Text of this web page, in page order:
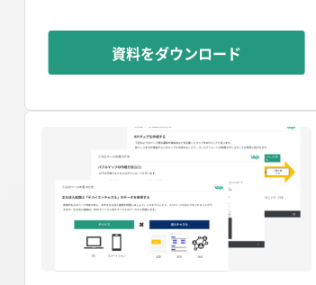
資料をダウンロード